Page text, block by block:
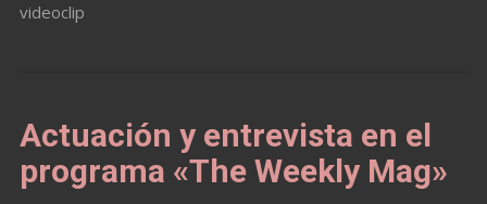
videoclip
Actuación y entrevista en el
programa «The Weekly Mag»